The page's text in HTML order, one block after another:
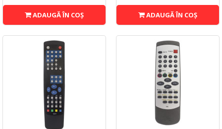
ADAUGĂ ÎN COŞ ADAUGĂ ÎN COŞ